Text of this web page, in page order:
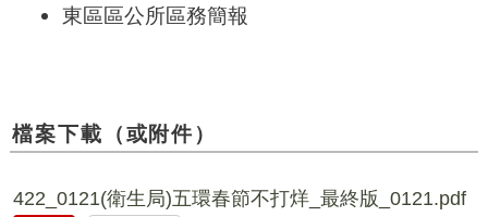
東區區公所區務簡報
檔案下載（或附件）
422_0121(衛生局)五環春節不打烊_最終版_0121.pdf